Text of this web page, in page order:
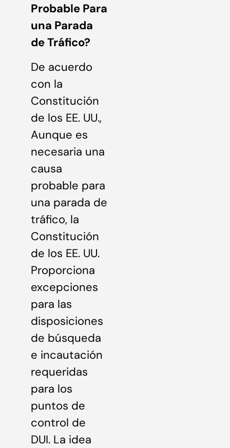
Probable Para
una Parada
de Tráfico?
De acuerdo
con la
Constitución
de los EE. UU.,
Aunque es
necesaria una
causa
probable para
una parada de
tráfico, la
Constitución
de los EE. UU.
Proporciona
excepciones
para las
disposiciones
de búsqueda
e incautación
requeridas
para los
puntos de
control de
DUI. La idea